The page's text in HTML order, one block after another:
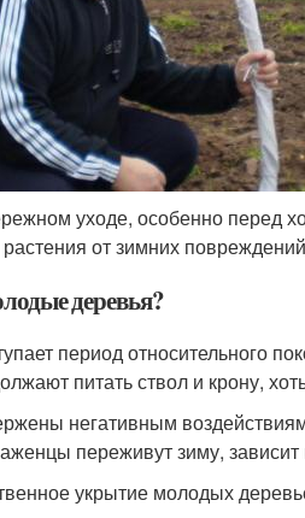
уходе, особенно перед
от зимних
деревья?
период относительного
питать ствол и крону,
негативным
переживут зиму,
укрытие молодых